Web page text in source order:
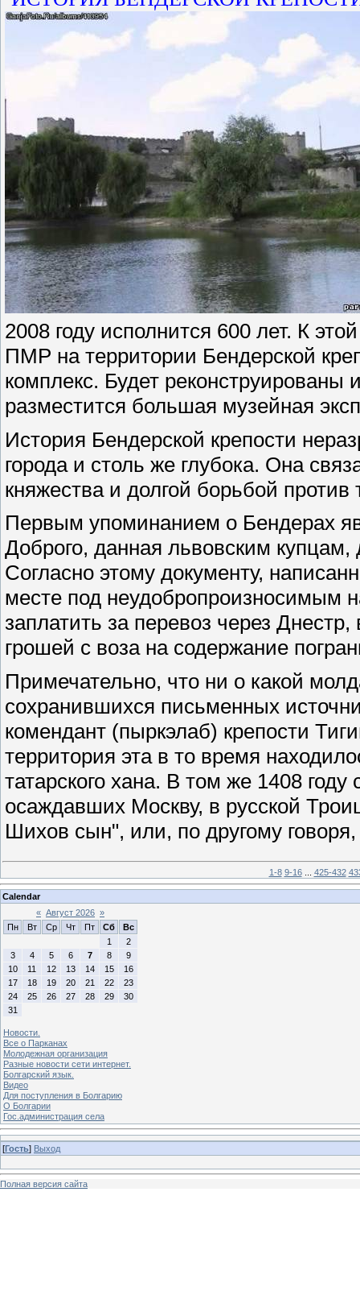
2008 году исполнится 600 лет. К
ПМР на территории Бендерской
комплекс. Будет реконструированы
разместится большая музейная
История Бендерской крепости
города и столь же глубока. Она
княжества и долгой борьбой против
Первым упоминанием о Бендерах
Доброго, данная львовским купцам,
Согласно этому документу,
месте под неудобропроизносимым
заплатить за перевоз через
грошей с воза на содержание
Примечательно, что ни о какой
сохранившихся письменных
комендант (пыркэлаб) крепости
территория эта в то время
татарского хана. В том же 1408
осаждавших Москву, в русской
Шихов сын", или, по другому
1-8 9-16 425-432
Calendar
« Август 2026 »
Пн
Вт Ср Чт Пт Сб
Вс
1
2
3
4 5 6 7 8
9
10
11 12 13 14 15
16
17
18 19 20 21 22
23
24
25 26 27 28 29
30
31
Новости.
Все о Парканах
Молодежная организация
Разные новости сети интернет.
Болгарский язык.
Видео
Для поступления в Болгарию
О Болгарии
Гос.администрация села
[Гость] Выход
Полная версия сайта